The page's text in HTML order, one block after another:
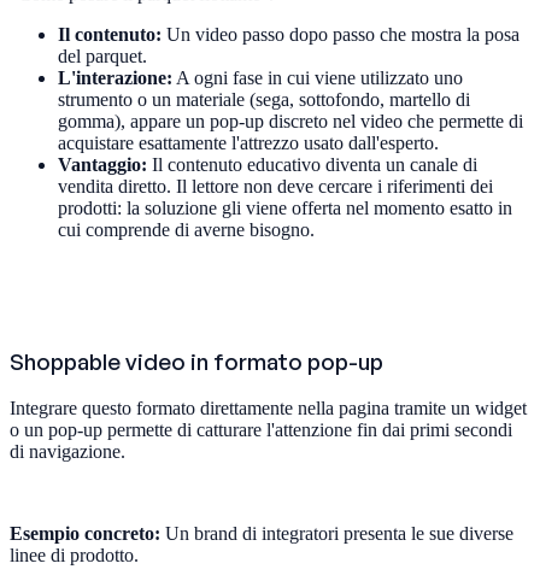
Il contenuto: Un video passo dopo passo che mostra la posa
del parquet.
L'interazione: A ogni fase in cui viene utilizzato uno
strumento o un materiale (sega, sottofondo, martello di
gomma), appare un pop-up discreto nel video che permette di
acquistare esattamente l'attrezzo usato dall'esperto.
Vantaggio: Il contenuto educativo diventa un canale di
vendita diretto. Il lettore non deve cercare i riferimenti dei
prodotti: la soluzione gli viene offerta nel momento esatto in
cui comprende di averne bisogno.
Shoppable video in formato pop-up
Integrare questo formato direttamente nella pagina tramite un widget
o un pop-up permette di catturare l'attenzione fin dai primi secondi
di navigazione.
Esempio concreto: Un brand di integratori presenta le sue diverse
linee di prodotto.